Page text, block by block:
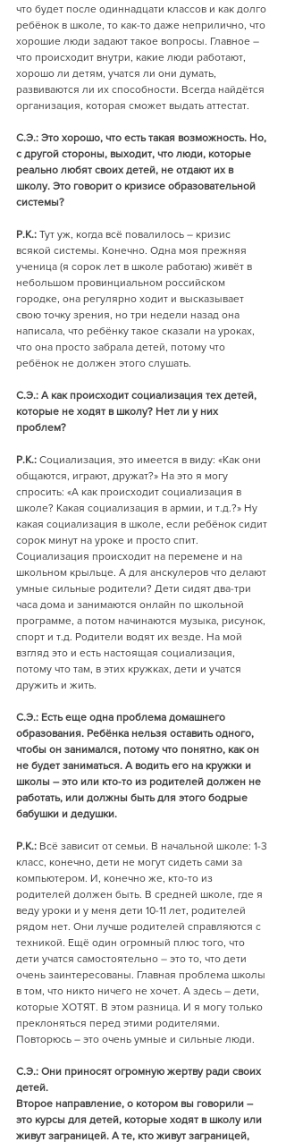
что будет после одиннадцати классов и как долго
ребёнок в школе, то как-то даже неприлично, что
хорошие люди задают такое вопросы. Главное –
что происходит внутри, какие люди работают,
хорошо ли детям, учатся ли они думать,
развиваются ли их способности. Всегда найдётся
организация, которая сможет выдать аттестат.
С.Э.: Это хорошо, что есть такая возможность. Но,
с другой стороны, выходит, что люди, которые
реально любят своих детей, не отдают их в
школу. Это говорит о кризисе образовательной
системы?
Р.К.: Тут уж, когда всё повалилось – кризис
всякой системы. Конечно. Одна моя прежняя
ученица (я сорок лет в школе работаю) живёт в
небольшом провинциальном российском
городке, она регулярно ходит и высказывает
свою точку зрения, но три недели назад она
написала, что ребёнку такое сказали на уроках,
что она просто забрала детей, потому что
ребёнок не должен этого слушать.
С.Э.: А как происходит социализация тех детей,
которые не ходят в школу? Нет ли у них
проблем?
Р.К.: Социализация, это имеется в виду: «Как они
общаются, играют, дружат?» На это я могу
спросить: «А как происходит социализация в
школе? Какая социализация в армии, и т.д.?» Ну
какая социализация в школе, если ребёнок сидит
сорок минут на уроке и просто спит.
Социализация происходит на перемене и на
школьном крыльце. А для анскулеров что делают
умные сильные родители? Дети сидят два-три
часа дома и занимаются онлайн по школьной
программе, а потом начинаются музыка, рисунок,
спорт и т.д. Родители водят их везде. На мой
взгляд это и есть настоящая социализация,
потому что там, в этих кружках, дети и учатся
дружить и жить.
С.Э.: Есть еще одна проблема домашнего
образования. Ребёнка нельзя оставить одного,
чтобы он занимался, потому что понятно, как он
не будет заниматься. А водить его на кружки и
школы – это или кто-то из родителей должен не
работать, или должны быть для этого бодрые
бабушки и дедушки.
Р.К.: Всё зависит от семьи. В начальной школе: 1-3
класс, конечно, дети не могут сидеть сами за
компьютером. И, конечно же, кто-то из
родителей должен быть. В средней школе, где я
веду уроки и у меня дети 10-11 лет, родителей
рядом нет. Они лучше родителей справляются с
техникой. Ещё один огромный плюс того, что
дети учатся самостоятельно – это то, что дети
очень заинтересованы. Главная проблема школы
в том, что никто ничего не хочет. А здесь – дети,
которые ХОТЯТ. В этом разница. И я могу только
преклоняться перед этими родителями.
Повторюсь – это очень умные и сильные люди.
С.Э.: Они приносят огромную жертву ради своих
детей.
Второе направление, о котором вы говорили –
это курсы для детей, которые ходят в школу или
живут заграницей. А те, кто живут заграницей,